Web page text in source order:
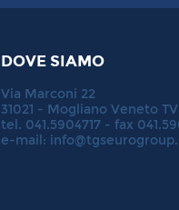
DOVE SIAMO
Via Marconi 22
31021 - Mogliano Veneto TV
tel. 041.5904717 - fax
e-mail: